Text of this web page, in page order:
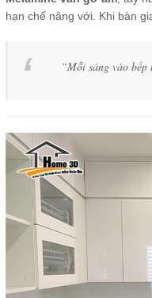
hạn chế nâng với. Khi bàn
“Mỗi sáng vào